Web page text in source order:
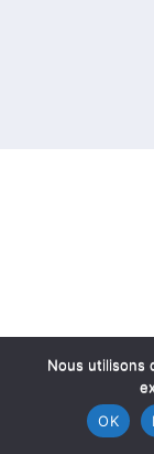
Nous utilisons
OK